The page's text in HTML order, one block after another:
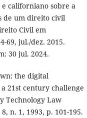
californiano sobre a
de um direito civil
Civil em
69, jul./dez. 2015.
30 jul. 2024.
the digital
21st century challenge
Technology Law
n. 1, 1993, p. 101-195.